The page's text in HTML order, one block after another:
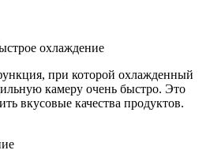
охлаждение
при которой охлажденный
камеру очень быстро. Это
вкусовые качества продуктов.